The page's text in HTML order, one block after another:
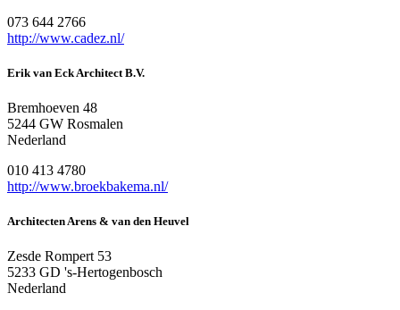
073 644 2766
http://www.cadez.nl/
Erik van Eck Architect B.V.
Bremhoeven 48
5244 GW Rosmalen
Nederland
010 413 4780
http://www.broekbakema.nl/
Architecten Arens & van den Heuvel
Zesde Rompert 53
5233 GD 's-Hertogenbosch
Nederland